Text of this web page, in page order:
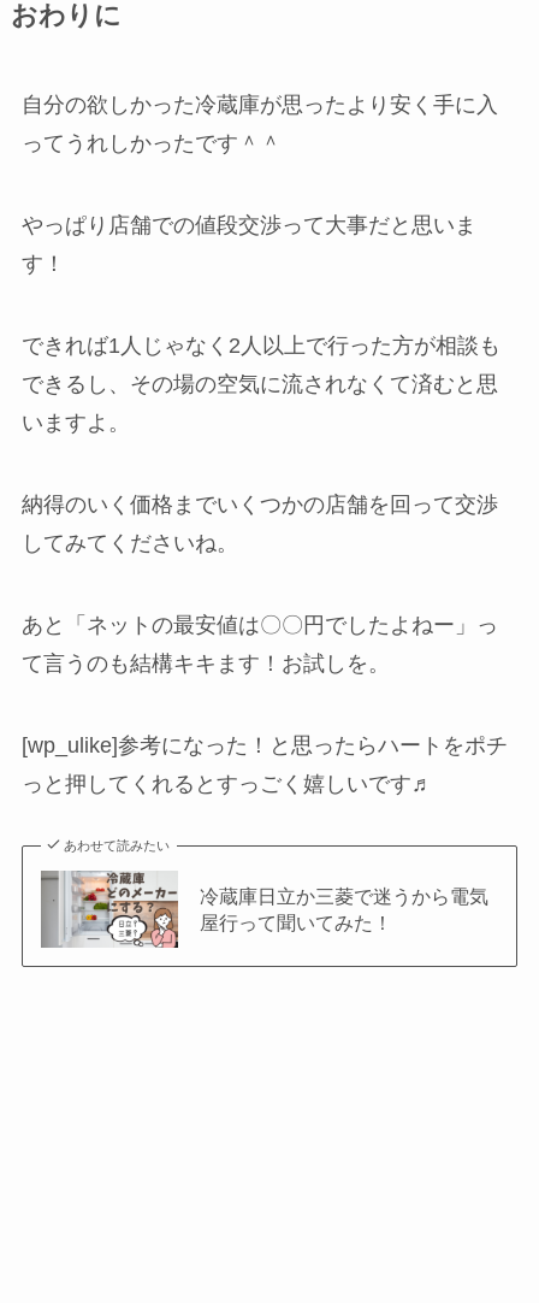
おわりに
自分の欲しかった冷蔵庫が思ったより安く手に入
ってうれしかったです＾＾
やっぱり店舗での値段交渉って大事だと思いま
す！
できれば1人じゃなく2人以上で行った方が相談も
できるし、その場の空気に流されなくて済むと思
いますよ。
納得のいく価格までいくつかの店舗を回って交渉
してみてくださいね。
あと「ネットの最安値は〇〇円でしたよねー」っ
て言うのも結構キキます！お試しを。
[wp_ulike]参考になった！と思ったらハートをポチ
っと押してくれるとすっごく嬉しいです♬
あわせて読みたい
冷蔵庫日立か三菱で迷うから電気
屋行って聞いてみた！